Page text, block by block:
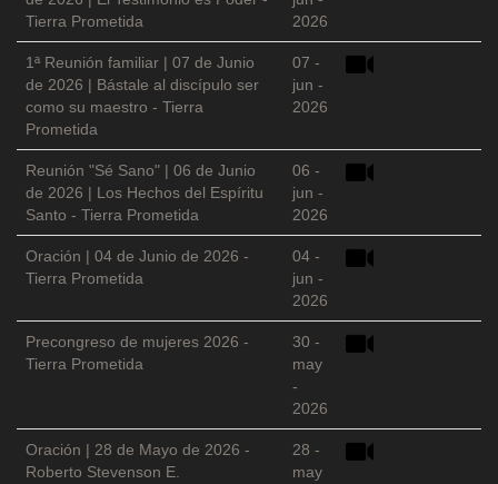
Tierra Prometida
2026
1ª Reunión familiar | 07 de Junio
de 2026 | Bástale al discípulo ser
como su maestro - Tierra
Prometida
07 -
jun -
2026
Reunión "Sé Sano" | 06 de Junio
de 2026 | Los Hechos del Espíritu
Santo - Tierra Prometida
06 -
jun -
2026
Oración | 04 de Junio de 2026 -
Tierra Prometida
04 -
jun -
2026
Precongreso de mujeres 2026 -
Tierra Prometida
30 -
may
-
2026
Oración | 28 de Mayo de 2026 -
Roberto Stevenson E.
28 -
may